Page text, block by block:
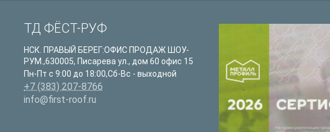
ТД ФЁСТ-РУФ
НСК. ПРАВЫЙ БЕРЕГ:ОФИС ПРОДАЖ ШОУ-
РУМ.,630005, Писарева ул., дом 60 офис 15
Пн-Пт с 9:00 до 18:00,Сб-Вс - выходной
+7 (383) 207-8766
info@first-roof.ru